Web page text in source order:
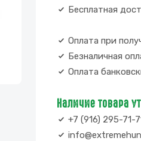
Бесплатная
Оплата при
Безналичная
Оплата
Наличие товара
+7 (916) 295-71-